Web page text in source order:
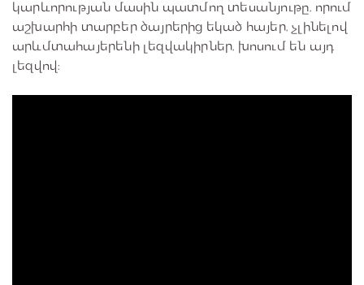
կարևորության մասին պատմող տեսանյութը, որում
աշխարհի տարբեր ծայրերից եկած հայեր, չլինելով
արևմտահայերենի լեզվակիրներ, խոսում են այդ
լեզվով։